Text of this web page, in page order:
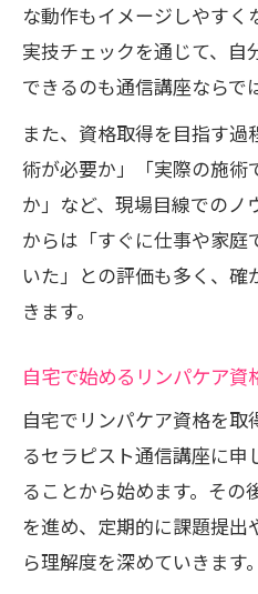
な動作もイメージしやすく
実技チェックを通じて、
できるのも通信講座ならで
また、資格取得を目指す
術が必要か」「実際の施術
か」など、現場目線でのノ
からは「すぐに仕事や家
いた」との評価も多く、
きます。
自宅で始めるリンパケア資
自宅でリンパケア資格を
るセラピスト通信講座に
ることから始めます。その
を進め、定期的に課題提
ら理解度を深めていきます。